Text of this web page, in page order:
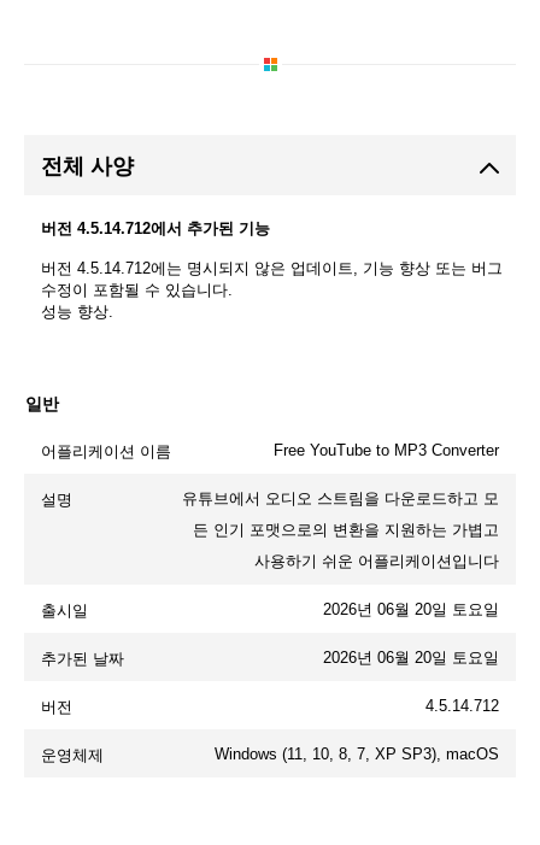
전체 사양
버전 4.5.14.712에서 추가된 기능
버전 4.5.14.712에는 명시되지 않은 업데이트, 기능 향상 또는 버그
수정이 포함될 수 있습니다.
성능 향상.
일반
어플리케이션 이름 Free YouTube to MP3 Converter
설명
유튜브에서 오디오 스트림을 다운로드하고 모
든 인기 포맷으로의 변환을 지원하는 가볍고
사용하기 쉬운 어플리케이션입니다
출시일 2026년 06월 20일 토요일
추가된 날짜 2026년 06월 20일 토요일
버전 4.5.14.712
운영체제 Windows (11, 10, 8, 7, XP SP3), macOS